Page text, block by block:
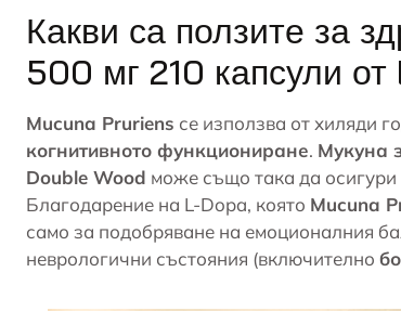
Какви са ползите за
500 мг 210 капсули
Mucuna Pruriens се използва от хиляди
когнитивното функциониране. Мукуна
Double Wood може също така да осигури
Благодарение на L-Dopa, която Mucuna
само за подобряване на емоционалния
неврологични състояния (включително